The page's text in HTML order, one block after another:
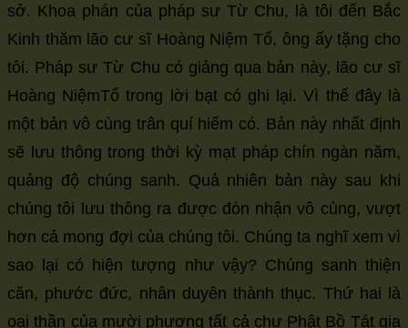
sở. Khoa phán của pháp sư Từ Chu, là tôi đến Bắc
Kinh thăm lão cư sĩ Hoàng Niệm Tổ, ông ấy tặng cho
tôi. Pháp sư Từ Chu có giảng qua bản này, lão cư sĩ
Hoàng NiệmTổ trong lời bạt có ghi lại. Vì thế đây là
một bản vô cùng trân quí hiếm có. Bản này nhất định
sẽ lưu thông trong thời kỳ mạt pháp chín ngàn năm,
quảng độ chúng sanh. Quả nhiên bản này sau khi
chúng tôi lưu thông ra được đón nhận vô cùng, vượt
hơn cả mong đợi của chúng tôi. Chúng ta nghĩ xem vì
sao lại có hiện tượng như vậy? Chúng sanh thiện
căn, phước đức, nhân duyên thành thục. Thứ hai là
oai thần của mười phương tất cả chư Phật Bồ Tát gia